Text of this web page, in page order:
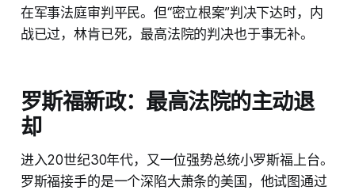
在军事法庭审判平民。但“密立根案”判决下达时，内
战已过，林肯已死，最高法院的判决也于事无补。
罗斯福新政：最高法院的主动退
却
进入20世纪30年代，又一位强势总统小罗斯福上台。
罗斯福接手的是一个深陷大萧条的美国，他试图通过